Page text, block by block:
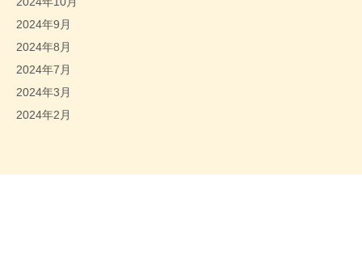
2024年9月
2024年8月
2024年7月
2024年3月
2024年2月